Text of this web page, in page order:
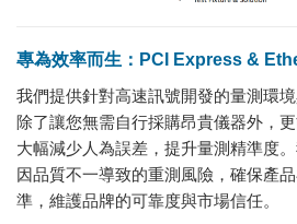
專為效率而生：PCI Express &
我們提供針對高速訊號開發的量測環
除了讓您無需自行採購昂貴儀器外，
大幅減少人為誤差，提升量測精準度
因品質不一導致的重測風險，確保產
準，維護品牌的可靠度與市場信任。